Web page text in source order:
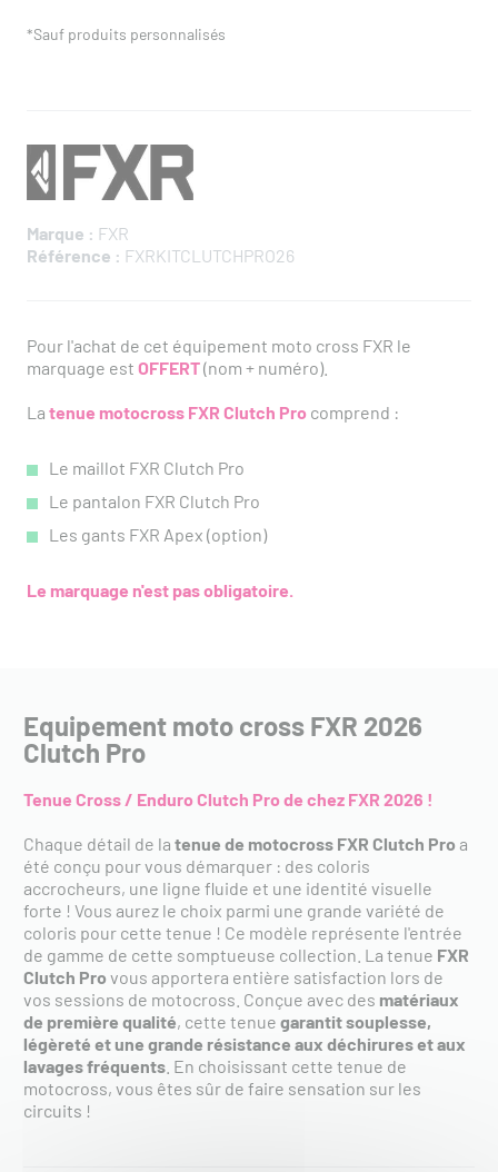
*Sauf produits personnalisés
Marque : FXR
Référence : FXRKITCLUTCHPRO26
Pour l'achat de cet équipement moto cross FXR le
marquage est OFFERT(nom + numéro).
La tenue motocross FXR Clutch Pro comprend :
Le maillot FXR Clutch Pro
Le pantalon FXR Clutch Pro
Les gants FXR Apex (option)
Le marquage n'est pas obligatoire.
Equipement moto cross FXR 2026
Clutch Pro
Tenue Cross / Enduro Clutch Pro de chez FXR 2026 !
Chaque détail de latenue de motocross FXR Clutch Pro a
été conçu pour vous démarquer : des coloris
accrocheurs, une ligne fluide et une identité visuelle
forte ! Vous aurez le choix parmi une grande variété de
coloris pour cette tenue ! Ce modèle représente l'entrée
de gamme de cette somptueuse collection. La tenue FXR
Clutch Pro vous apportera entière satisfaction lors de
vos sessions de motocross. Conçue avec des matériaux
de première qualité, cette tenue garantit souplesse,
légèreté et une grande résistance aux déchirures et aux
lavages fréquents . En choisissant cette tenue de
motocross, vous êtes sûr de faire sensation sur les
circuits !